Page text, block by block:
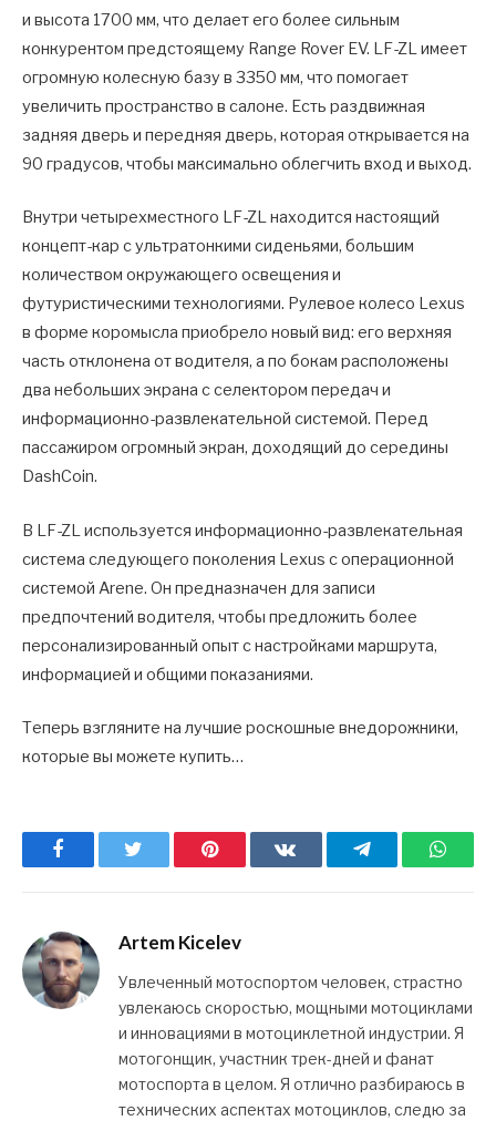
и высота 1700 мм, что делает его более сильным
конкурентом предстоящему Range Rover EV. LF-ZL имеет
огромную колесную базу в 3350 мм, что помогает
увеличить пространство в салоне. Есть раздвижная
задняя дверь и передняя дверь, которая открывается на
90 градусов, чтобы максимально облегчить вход и выход.
Внутри четырехместного LF-ZL находится настоящий
концепт-кар с ультратонкими сиденьями, большим
количеством окружающего освещения и
футуристическими технологиями. Рулевое колесо Lexus
в форме коромысла приобрело новый вид: его верхняя
часть отклонена от водителя, а по бокам расположены
два небольших экрана с селектором передач и
информационно-развлекательной системой. Перед
пассажиром огромный экран, доходящий до середины
DashCoin.
В LF-ZL используется информационно-развлекательная
система следующего поколения Lexus с операционной
системой Arene. Он предназначен для записи
предпочтений водителя, чтобы предложить более
персонализированный опыт с настройками маршрута,
информацией и общими показаниями.
Теперь взгляните на лучшие роскошные внедорожники,
которые вы можете купить…
Facebook Pinterest ВКонтактеTelegram
Artem Kicelev
Увлеченный мотоспортом человек, страстно
увлекаюсь скоростью, мощными мотоциклами
и инновациями в мотоциклетной индустрии. Я
мотогонщик, участник трек-дней и фанат
мотоспорта в целом. Я отлично разбираюсь в
технических аспектах мотоциклов, следю за